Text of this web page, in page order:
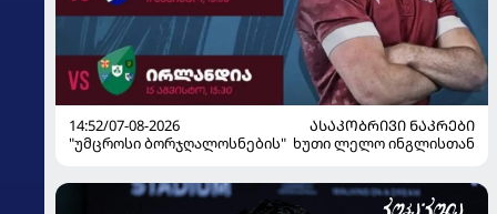
14:52/07-08-2026
ᲐᲡᲐᲙᲝᲑᲠᲘᲕᲘ ᲜᲐᲙᲠᲔᲑᲘ
"უმცროსი ბორჯღალოსნების" ხუთი ლელო ინგლისთან